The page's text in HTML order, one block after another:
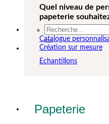
Recherche
pour :
Quel niveau de
papeterie
Catalogue
Création sur mesure
Echantillons
Papeterie